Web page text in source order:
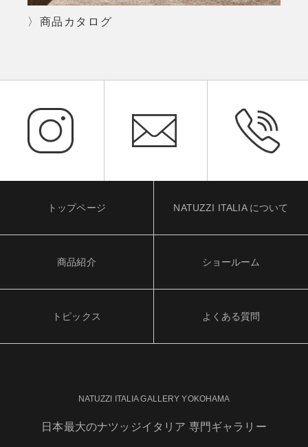
〉商品カタログ
トップページ NATUZZI ITALIA について
商品紹介 ショールーム
トピックス よくある質問
NATUZZI ITALIA GALLERY YOKOHAMA
日本最大のナツッジイタリア 専門ギャラリー